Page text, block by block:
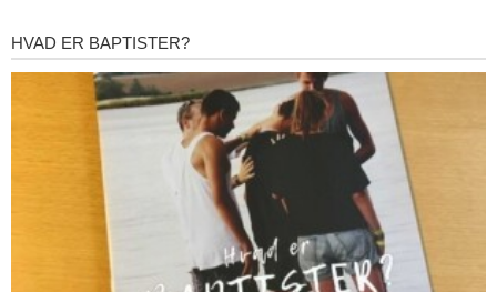
Hvad
er
HVAD ER BAPTISTER?